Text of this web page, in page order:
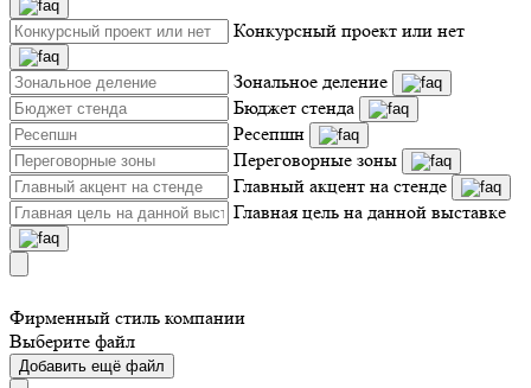
Конкурсный проект или нет
Зональное деление
Бюджет стенда
Ресепшн
Переговорные зоны
Главный акцент на стенде
Главная цель на данной выставке
Фирменный стиль компании
Выберите файл
Добавить ещё файл